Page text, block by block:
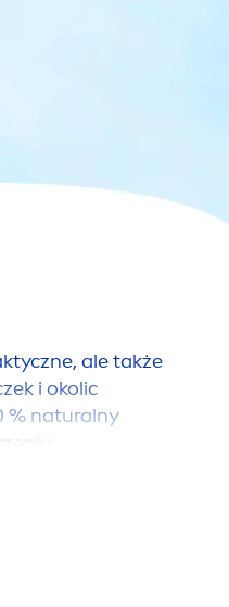
ale także
i okolic
% naturalny